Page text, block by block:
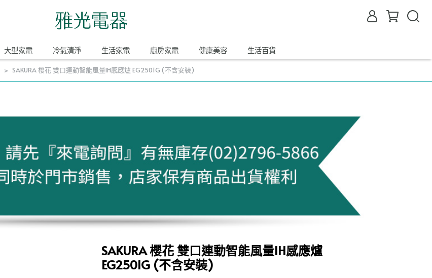
大型家電 冷氣清淨 生活家電 廚房家電 健康美容 生活百貨
SAKURA 櫻花 雙口連動智能風量IH感應爐 EG2501G (不含安裝)
SAKURA 櫻花 雙口連動智能風量IH感應爐
EG2501G (不含安裝)